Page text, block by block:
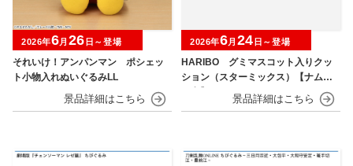
それいけ！アンパンマン ポシェッ
ト小物入れぬいぐるみLL
2026年6月 26 日～登場
HARIBO グミマスコット入りクッ
ション（スターミックス）【ナムコ
2026年6月 24 日～登場